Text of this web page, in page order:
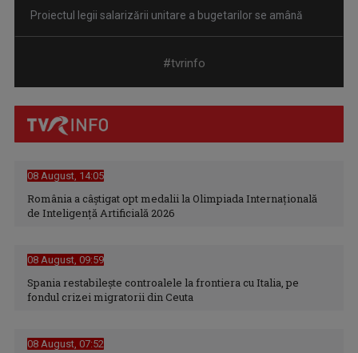
Proiectul legii salarizării unitare a bugetarilor se amână
#tvrinfo
08 August, 14:05
România a câștigat opt medalii la Olimpiada Internațională
de Inteligență Artificială 2026
08 August, 09:59
Spania restabileşte controalele la frontiera cu Italia, pe
fondul crizei migratorii din Ceuta
08 August, 07:52